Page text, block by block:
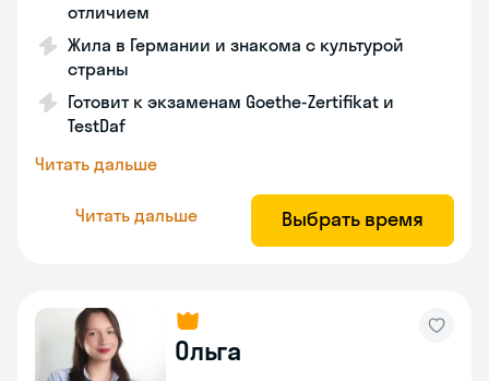
отличием
Жила в Германии и знакома с культурой
страны
Готовит к экзаменам Goethe-Zertifikat и
TestDaf
Читать дальше
Читать дальше Выбрать время
Ольга